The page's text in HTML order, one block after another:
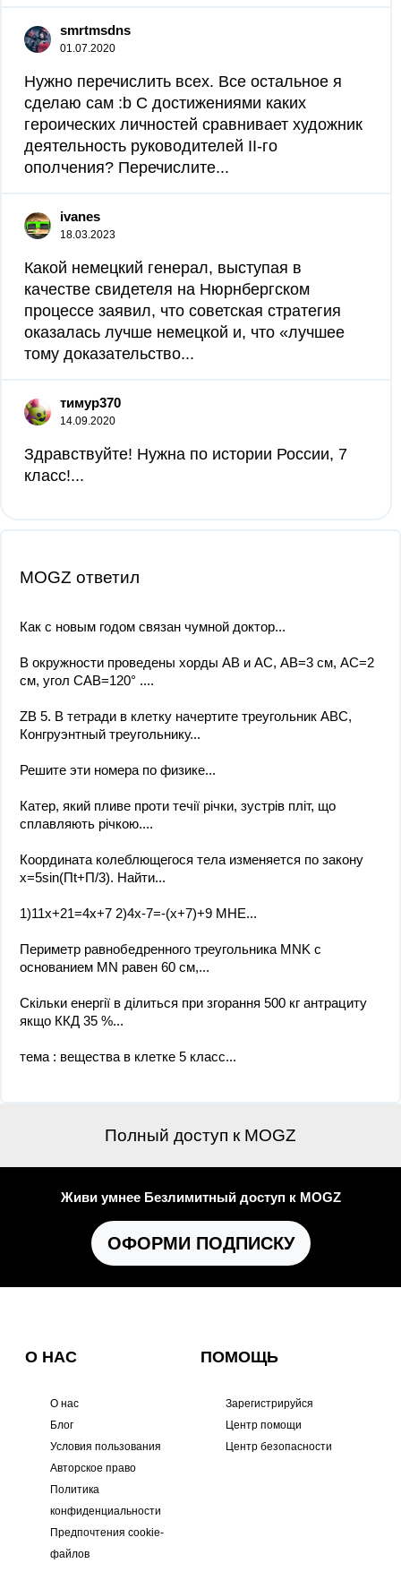
smrtmsdns
01.07.2020
Нужно перечислить всех. Все остальное я
сделаю сам :b С достижениями каких
героических личностей сравнивает художник
деятельность руководителей II-го
ополчения? Перечислите...
ivanes
18.03.2023
Какой немецкий генерал, выступая в
качестве свидетеля на Нюрнбергском
процессе заявил, что советская стратегия
оказалась лучше немецкой и, что «лучшее
тому доказательство...
тимур370
14.09.2020
Здравствуйте! Нужна по истории России, 7
класс!​...
MOGZ ответил
Как с новым годом связан чумной доктор...
В окружности проведены хорды АВ и АС, АВ=3 см, АС=2
см, угол САВ=120° ....
ZB 5. В тетради в клетку начертите треугольник ABC,
Конгруэнтный треугольнику...
Решите эти номера по физике...
Катер, який пливе проти течії річки, зустрів пліт, що
сплавляють річкою....
Координата колеблющегося тела изменяется по закону
x=5sin(Пt+П/3). Найти...
1)11x+21=4x+7 2)4x-7=-(x+7)+9 МНЕ...
Периметр равнобедренного треугольника MNK с
основанием MN равен 60 см,...
Скільки енергії в ділиться при згорання 500 кг антрациту
якщо ККД 35 %...
тема : вещества в клетке 5 класс...
Полный доступ к MOGZ
Живи умнее Безлимитный доступ к MOGZ
ОФОРМИ ПОДПИСКУ
О НАС
О нас
Блог
Условия пользования
Авторское право
Политика
конфиденциальности
Предпочтения cookie-
файлов
ПОМОЩЬ
Зарегистрируйся
Центр помощи
Центр безопасности